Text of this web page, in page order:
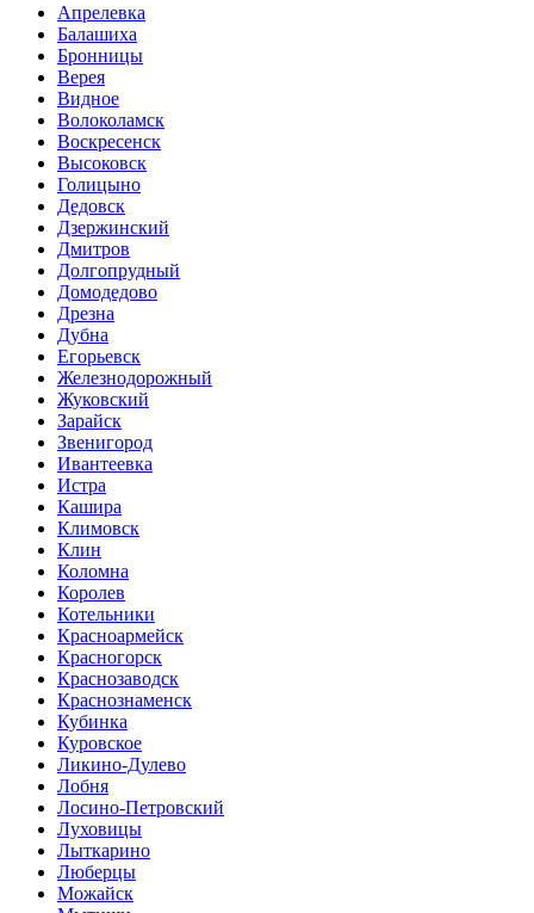
Апрелевка
Балашиха
Бронницы
Верея
Видное
Волоколамск
Воскресенск
Высоковск
Голицыно
Дедовск
Дзержинский
Дмитров
Долгопрудный
Домодедово
Дрезна
Дубна
Егорьевск
Железнодорожный
Жуковский
Зарайск
Звенигород
Ивантеевка
Истра
Кашира
Климовск
Клин
Коломна
Королев
Котельники
Красноармейск
Красногорск
Краснозаводск
Краснознаменск
Кубинка
Куровское
Ликино-Дулево
Лобня
Лосино-Петровский
Луховицы
Лыткарино
Люберцы
Можайск